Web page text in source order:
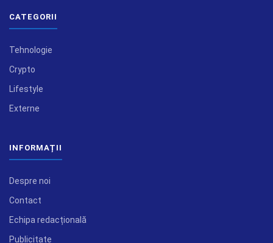
CATEGORII
Tehnologie
Crypto
Lifestyle
Externe
INFORMAȚII
Despre noi
Contact
Echipa redacțională
Publicitate